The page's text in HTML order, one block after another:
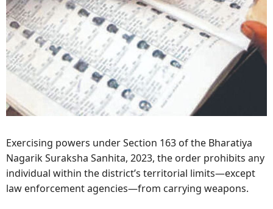
Exercising powers under Section 163 of the Bharatiya
Nagarik Suraksha Sanhita, 2023, the order prohibits any
individual within the district’s territorial limits—except
law enforcement agencies—from carrying weapons.